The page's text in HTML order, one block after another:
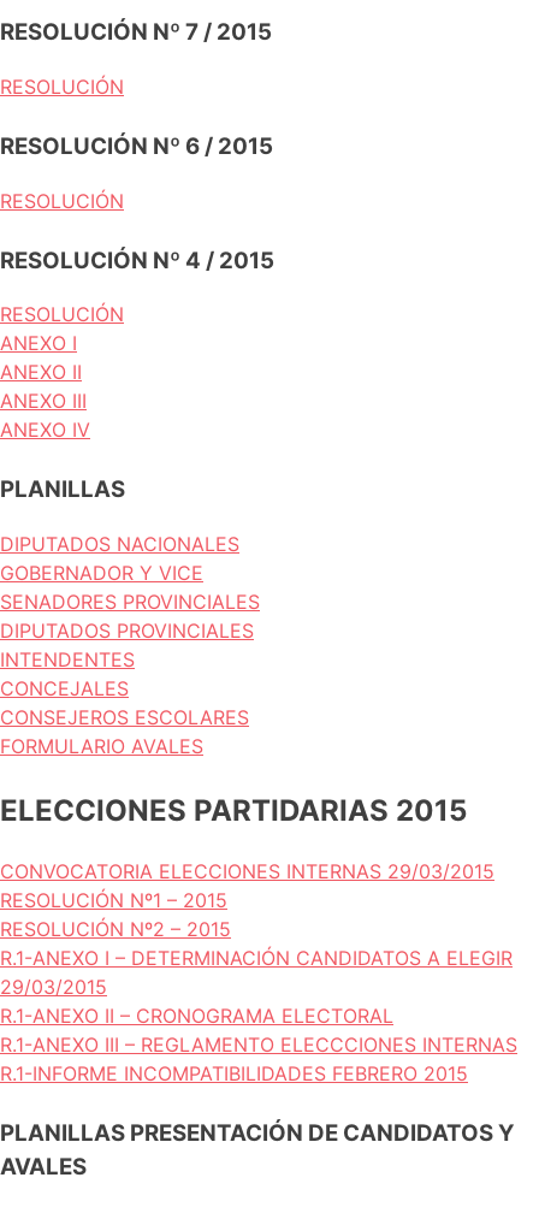
RESOLUCIÓN Nº 7 / 2015
RESOLUCIÓN
RESOLUCIÓN Nº 6 / 2015
RESOLUCIÓN
RESOLUCIÓN Nº 4 / 2015
RESOLUCIÓN
ANEXO I
ANEXO II
ANEXO III
ANEXO IV
PLANILLAS
DIPUTADOS NACIONALES
GOBERNADOR Y VICE
SENADORES PROVINCIALES
DIPUTADOS PROVINCIALES
INTENDENTES
CONCEJALES
CONSEJEROS ESCOLARES
FORMULARIO AVALES
ELECCIONES PARTIDARIAS 2015
CONVOCATORIA ELECCIONES INTERNAS 29/03/2015
RESOLUCIÓN Nº1 – 2015
RESOLUCIÓN Nº2 – 2015
R.1-ANEXO I – DETERMINACIÓN CANDIDATOS A ELEGIR
29/03/2015
R.1-ANEXO II – CRONOGRAMA ELECTORAL
R.1-ANEXO III – REGLAMENTO ELECCCIONES INTERNAS
R.1-INFORME INCOMPATIBILIDADES FEBRERO 2015
PLANILLAS PRESENTACIÓN DE CANDIDATOS Y
AVALES